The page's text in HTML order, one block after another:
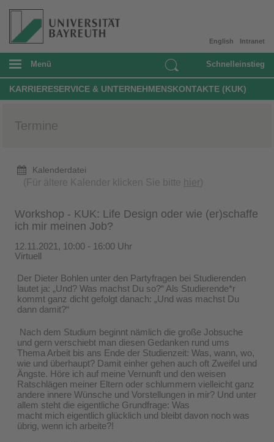
Intranet
English
Menü Schnelleinstieg
KARRIERESERVICE & UNTERNEHMENSKONTAKTE (KUK)
Termine
Kalenderdatei
(Für ältere Kalender klicken Sie bitte hier)
Workshop - KUK: Life Design oder wie (er)schaffe
ich mir meinen Job?
12.11.2021, 10:00 - 16:00 Uhr
Virtuell
Der Dieter Bohlen unter den Partyfragen bei Studierenden
lautet ja: „Und? Was machst Du so?“ Als Studierende*r
kommt ganz dicht gefolgt danach: „Und was machst Du
dann damit?“
Nach dem Studium beginnt nämlich die große Jobsuche
und gern verschiebt man diesen Gedanken rund ums
Thema Arbeit bis ans Ende der Studienzeit: Was, wann, wo,
wie und überhaupt? Damit einher gehen auch oft Zweifel und
Ängste. Höre ich auf meine Vernunft und den weisen
Ratschlägen meiner Eltern oder schlummern vielleicht ganz
andere innere Wünsche und Vorstellungen in mir? Und unter
allem steht die eigentliche Grundfrage: Was
macht mich eigentlich glücklich und bleibt davon noch was
übrig, wenn ich arbeite?!